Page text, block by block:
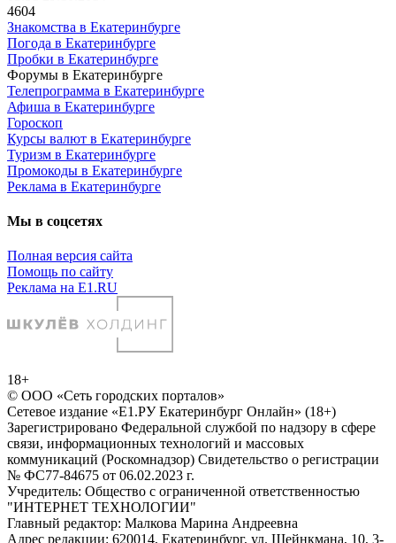
4604
Знакомства в Екатеринбурге
Погода в Екатеринбурге
Пробки в Екатеринбурге
Форумы в Екатеринбурге
Телепрограмма в Екатеринбурге
Афиша в Екатеринбурге
Гороскоп
Курсы валют в Екатеринбурге
Туризм в Екатеринбурге
Промокоды в Екатеринбурге
Реклама в Екатеринбурге
Мы в соцсетях
Полная версия сайта
Помощь по сайту
Реклама на E1.RU
18+
© ООО «Сеть городских порталов»
Сетевое издание «Е1.РУ Екатеринбург Онлайн» (18+)
Зарегистрировано Федеральной службой по надзору в сфере
связи, информационных технологий и массовых
коммуникаций (Роскомнадзор) Свидетельство о регистрации
№ ФС77-84675 от 06.02.2023 г.
Учредитель: Общество с ограниченной ответственностью
"ИНТЕРНЕТ ТЕХНОЛОГИИ"
Главный редактор: Малкова Марина Андреевна
Адрес редакции: 620014, Екатеринбург, ул. Шейнкмана, 10, 3-